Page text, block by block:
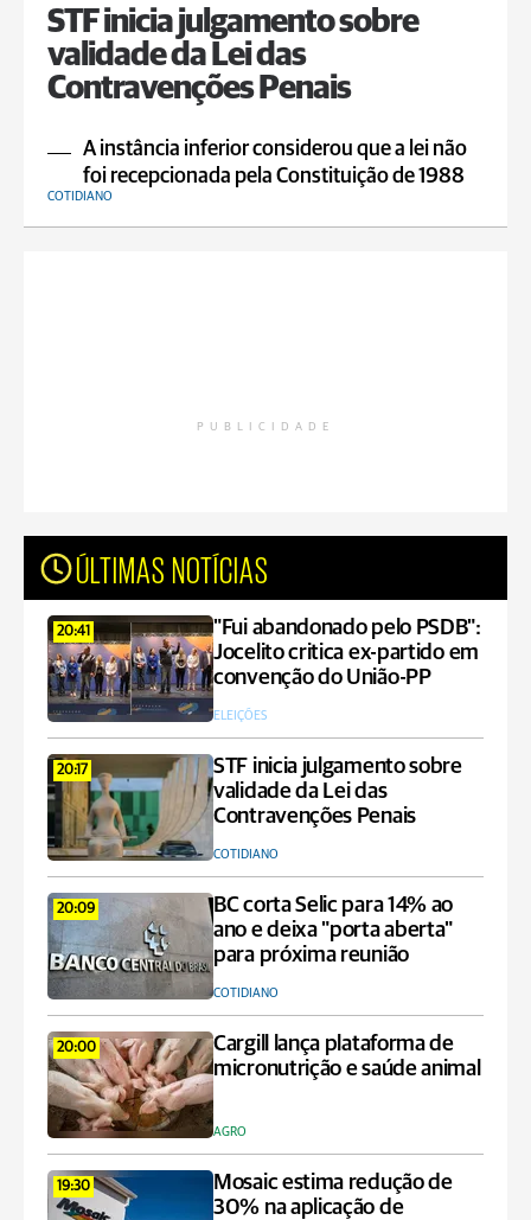
STF inicia julgamento sobre
validade da Lei das
Contravenções Penais
A instância inferior considerou que a lei não
foi recepcionada pela Constituição de 1988
COTIDIANO
PUBLICIDADE
ÚLTIMAS NOTÍCIAS
20:41
"Fui abandonado pelo PSDB":
Jocelito critica ex-partido em
convenção do União-PP
ELEIÇÕES
20:17
STF inicia julgamento sobre
validade da Lei das
Contravenções Penais
COTIDIANO
20:09
BC corta Selic para 14% ao
ano e deixa "porta aberta"
para próxima reunião
COTIDIANO
20:00
Cargill lança plataforma de
micronutrição e saúde animal
AGRO
19:30
Mosaic estima redução de
30% na aplicação de